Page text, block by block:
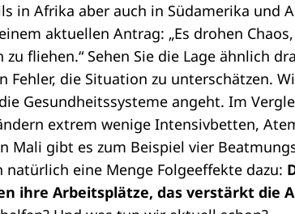
in Afrika aber auch in Südamerika und
aktuellen Antrag: „Es drohen
fliehen.“ Sehen Sie die Lage ähnlich
Fehler, die Situation zu unterschätzen.
Gesundheitssysteme angeht. Im
extrem wenige Intensivbetten,
Mali gibt es zum Beispiel vier
eine Menge Folgeeffekte dazu:
ihre Arbeitsplätze, das verstärkt die